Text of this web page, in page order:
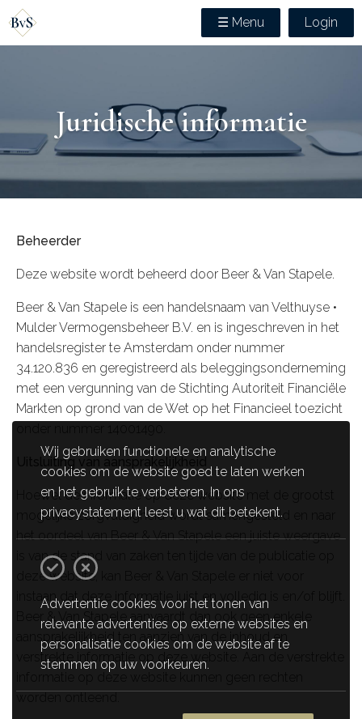
☰ Menu Login
Juridische informatie
Beheerder
Deze website wordt beheerd door Beer & Van Stapele.
Beer & Van Stapele is een handelsnaam van Velthuyse •
Mulder Vermogensbeheer B.V. en is ingeschreven in het
handelsregister te Amsterdam onder nummer
34.120.836 en geregistreerd als beleggingsonderneming
met een vergunning van de Stichting Autoriteit Financiële
Markten op grond van de Wet op het Financieel toezicht
Uitsluiting van aansprakelijkheid
Hoewel de informatie op deze website met de grootst
mogelijke zorgvuldigheid wordt samengesteld en naar
het oordeel van Beer & Van Stapele een juiste weergave
is van de stand van zaken ten tijde van de publicatie op
deze website, kan Beer & Van Stapele er niet voor
instaan dat deze informatie juist en volledig is en/of blijft.
Beer & Van Stapele aanvaardt dan ook geen enkele
aansprakelijkheid ten aanzien van de inhoud en
verstrekte informatie op deze website. Aan de verstrekte
informatie op deze website kunnen geen rechten
Wij gebruiken functionele en analytische
cookies om de website goed te laten werken
en het gebruik te verbeteren. In ons
privacystatement leest u wat dit betekent.
Advertentie cookies voor het tonen van
relevante advertenties op externe websites en
personalisatie cookies om de website af te
stemmen op uw voorkeuren.